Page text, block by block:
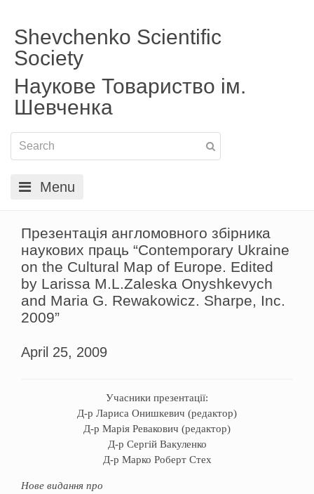
Shevchenko Scientific
Society
Наукове Товариство ім.
Шевченка
Menu
Презентація англомовного збірника
наукових праць “Contemporary Ukraine
on the Cultural Map of Europe. Edited
by Larissa M.L.Zaleska Onyshkevych
and Maria G. Rewakowicz. Sharpe, Inc.
2009”
April 25, 2009
Учасники презентації:
Д-р Лариса Онишкевич (редактор)
Д-р Марія Ревакович (редактор)
Д-р Сергій Вакуленко
Д-р Марко Роберт Стех
Нове видання про